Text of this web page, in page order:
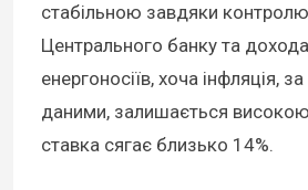
стабільною завдяки
Центрального банку та
енергоносіїв, хоча інфляція,
даними, залишається
ставка сягає близько 14%.